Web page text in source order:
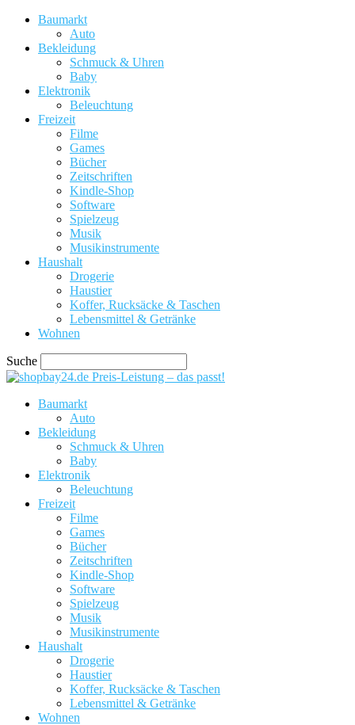
Baumarkt
Auto
Bekleidung
Schmuck & Uhren
Baby
Elektronik
Beleuchtung
Freizeit
Filme
Games
Bücher
Zeitschriften
Kindle-Shop
Software
Spielzeug
Musik
Musikinstrumente
Haushalt
Drogerie
Haustier
Koffer, Rucksäcke & Taschen
Lebensmittel & Getränke
Wohnen
Suche
Preis-Leistung – das passt!
Baumarkt
Auto
Bekleidung
Schmuck & Uhren
Baby
Elektronik
Beleuchtung
Freizeit
Filme
Games
Bücher
Zeitschriften
Kindle-Shop
Software
Spielzeug
Musik
Musikinstrumente
Haushalt
Drogerie
Haustier
Koffer, Rucksäcke & Taschen
Lebensmittel & Getränke
Wohnen